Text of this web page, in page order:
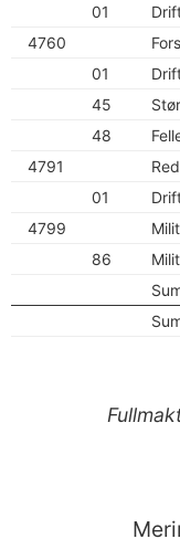
01
4760
01
45
48
4791
01
4799
86